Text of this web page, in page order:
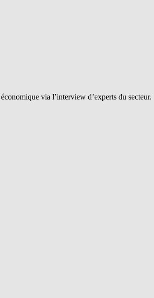
via l’interview d’experts du secteur.